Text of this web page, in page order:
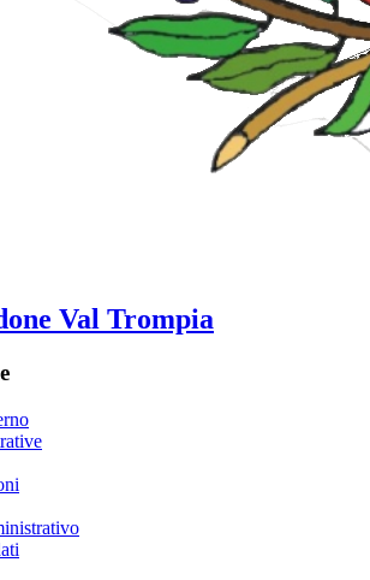
Val Trompia